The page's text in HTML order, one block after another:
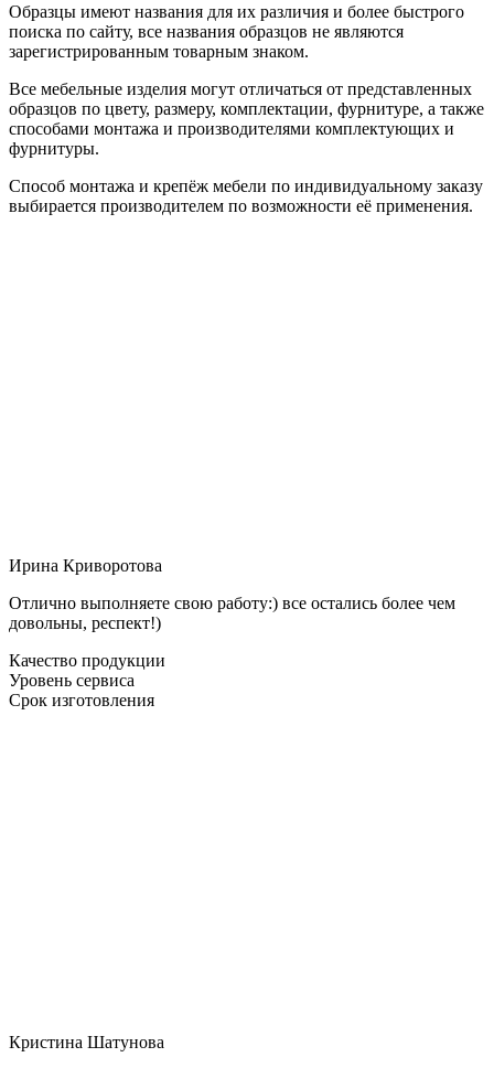
Образцы имеют названия для их различия и более быстрого
поиска по сайту, все названия образцов не являются
зарегистрированным товарным знаком.
Все мебельные изделия могут отличаться от представленных
образцов по цвету, размеру, комплектации, фурнитуре, а также
способами монтажа и производителями комплектующих и
фурнитуры.
Способ монтажа и крепёж мебели по индивидуальному заказу
выбирается производителем по возможности её применения.
Ирина Криворотова
Отлично выполняете свою работу:) все остались более чем
довольны, респект!)
Качество продукции
Уровень сервиса
Срок изготовления
Кристина Шатунова